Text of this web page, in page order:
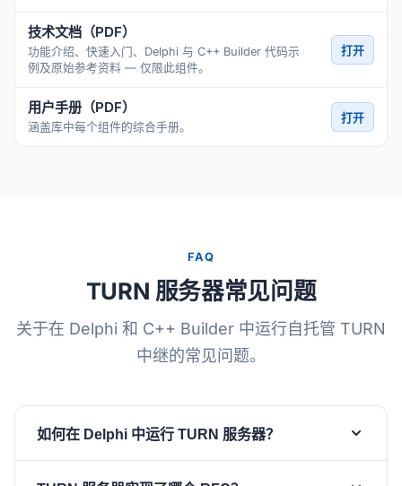
技术文档（PDF）
功能介绍、快速入门、Delphi 与 C++ Builder 代码示
例及原始参考资料 — 仅限此组件。
打开
用户手册（PDF）
涵盖库中每个组件的综合手册。
打开
FAQ
TURN 服务器常见问题
关于在 Delphi 和 C++ Builder 中运行自托管 TURN
中继的常见问题。
如何在 Delphi 中运行 TURN 服务器？